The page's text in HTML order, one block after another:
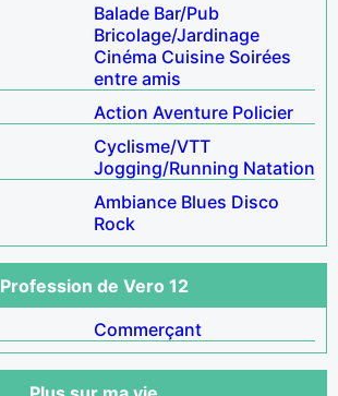
Balade Bar/Pub
Bricolage/Jardinage
Cinéma Cuisine Soirées
entre amis
Action Aventure Policier
Cyclisme/VTT
Jogging/Running Natation
Ambiance Blues Disco
Rock
Profession de Vero 12
Commerçant